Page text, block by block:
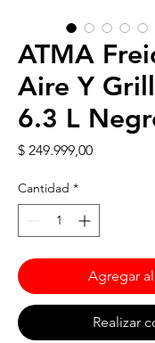
ATMA
Aire Y
6.3 L
$ 249.999,00Precio
Cantidad *
Agregar
Realizar